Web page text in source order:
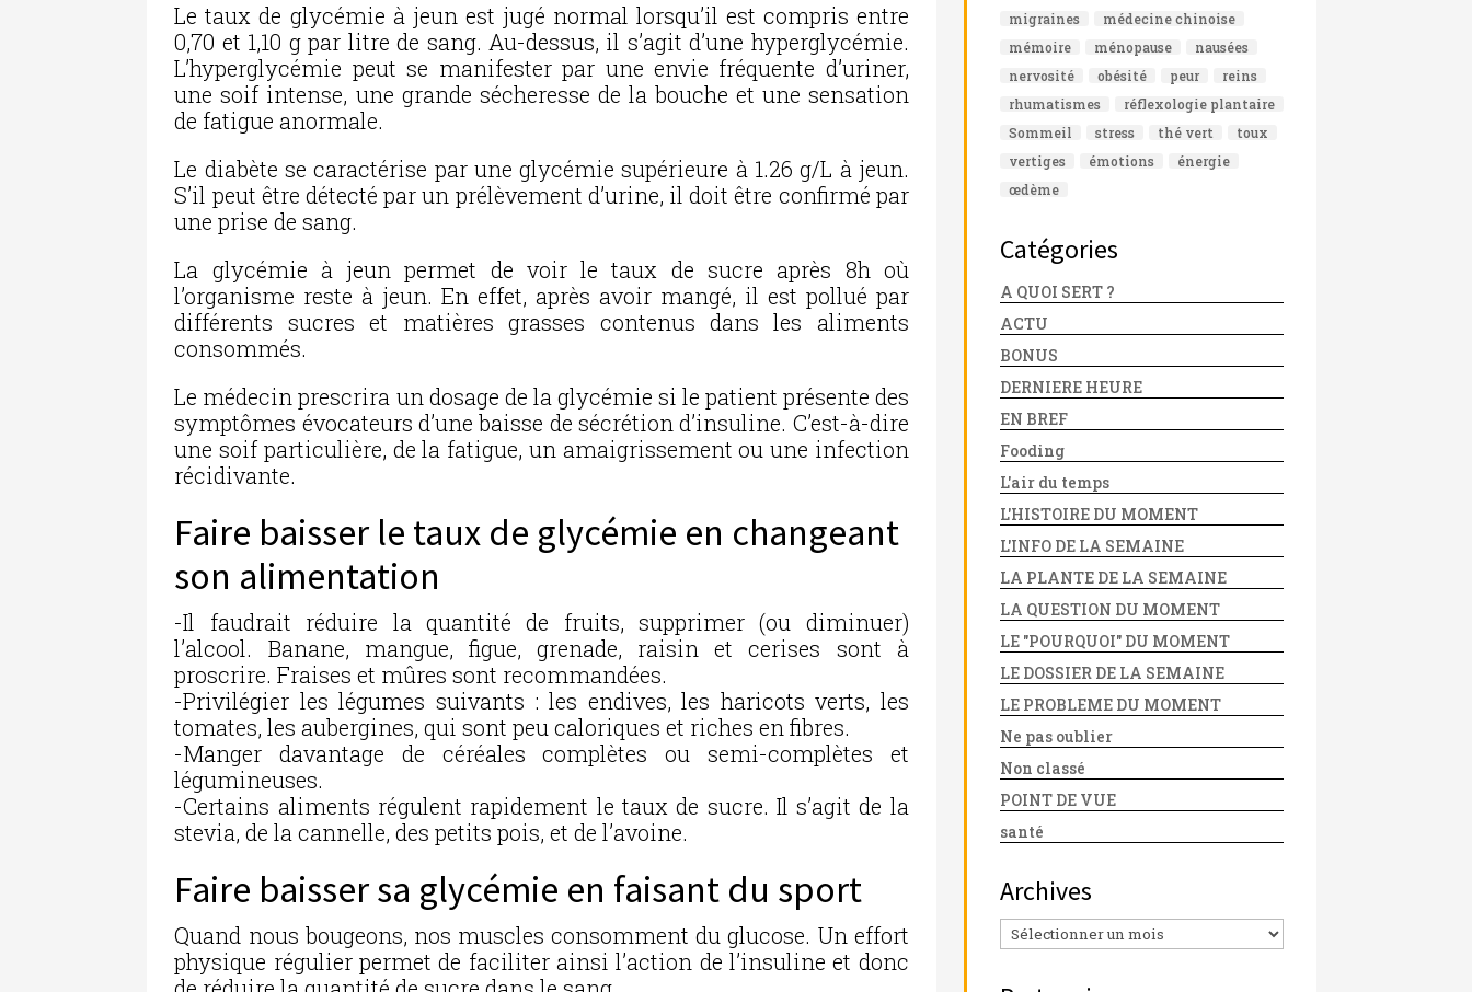
Le taux de glycémie à jeun est jugé normal lorsqu’il est compris entre
0,70 et 1,10 g par litre de sang. Au-dessus, il s’agit d’une hyperglycémie.
L’hyperglycémie peut se manifester par une envie fréquente d’uriner,
une soif intense, une grande sécheresse de la bouche et une sensation
de fatigue anormale.
Le diabète se caractérise par une glycémie supérieure à 1.26 g/L à jeun.
S’il peut être détecté par un prélèvement d’urine, il doit être confirmé par
une prise de sang.
La glycémie à jeun permet de voir le taux de sucre après 8h où
l’organisme reste à jeun. En effet, après avoir mangé, il est pollué par
différents sucres et matières grasses contenus dans les aliments
consommés.
Le médecin prescrira un dosage de la glycémie si le patient présente des
symptômes évocateurs d’une baisse de sécrétion d’insuline. C’est-à-dire
une soif particulière, de la fatigue, un amaigrissement ou une infection
récidivante.
Faire baisser le taux de glycémie en changeant
son alimentation
-Il faudrait réduire la quantité de fruits, supprimer (ou diminuer)
l’alcool. Banane, mangue, figue, grenade, raisin et cerises sont à
proscrire. Fraises et mûres sont recommandées.
-Privilégier les légumes suivants : les endives, les haricots verts, les
tomates, les aubergines, qui sont peu caloriques et riches en fibres.
-Manger davantage de céréales complètes ou semi-complètes et
légumineuses.
-Certains aliments régulent rapidement le taux de sucre. Il s’agit de la
stevia, de la cannelle, des petits pois, et de l’avoine.
Faire baisser sa glycémie en faisant du sport
Quand nous bougeons, nos muscles consomment du glucose. Un effort
physique régulier permet de faciliter ainsi l’action de l’insuline et donc
migraines
médecine chinoise
mémoire
ménopause
nausées
nervosité
obésité peur
reins
rhumatismes
réflexologie plantaire
Sommeil
stress thé vert
toux
vertiges
émotions
énergie
œdème
Catégories
A QUOI SERT ?
ACTU
BONUS
DERNIERE HEURE
EN BREF
Fooding
L'air du temps
L'HISTOIRE DU MOMENT
L'INFO DE LA SEMAINE
LA PLANTE DE LA SEMAINE
LA QUESTION DU MOMENT
LE "POURQUOI" DU MOMENT
LE DOSSIER DE LA SEMAINE
LE PROBLEME DU MOMENT
Ne pas oublier
Non classé
POINT DE VUE
santé
Archives
Archives